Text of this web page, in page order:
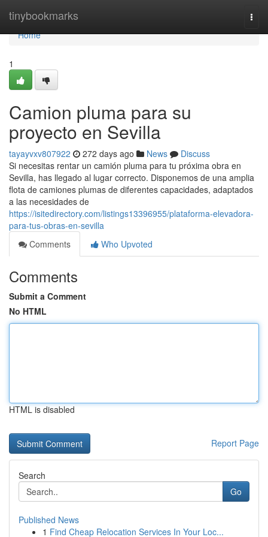
tinybookmarks
Home
Home
1
Camion pluma para su
proyecto en Sevilla
tayayvxv807922 272 days ago News
Discuss
Si necesitas rentar un camión pluma para tu próxima obra en
Sevilla, has llegado al lugar correcto. Disponemos de una amplia
flota de camiones plumas de diferentes capacidades, adaptados
a las necesidades de
https://isitedirectory.com/listings13396955/plataforma-elevadora-
para-tus-obras-en-sevilla
Comments
Who Upvoted
Comments
Submit a Comment
No HTML
HTML is disabled
Report Page
Search
Go
Published News
1 Find Cheap Relocation Services In Your Loc...